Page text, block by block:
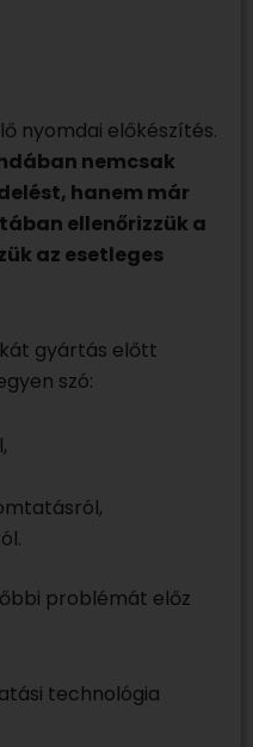
nyomdai előkészítés.
nemcsak
hanem már
ellenőrizzük a
az esetleges
gyártás előtt
szó:
problémát előz
technológia